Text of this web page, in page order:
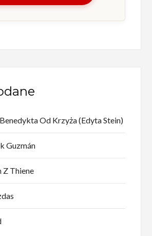
Od Krzyża (Edyta Stein)
Guzmán
Z Thiene